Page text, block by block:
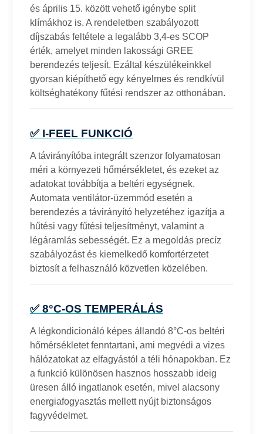
és április 15. között vehető igénybe split
klímákhoz is. A rendeletben szabályozott
díjszabás feltétele a legalább 3,4-es SCOP
érték, amelyet minden lakossági GREE
berendezés teljesít. Ezáltal készülékeinkkel
gyorsan kiépíthető egy kényelmes és rendkívül
költséghatékony fűtési rendszer az otthonában.
✅ I-FEEL FUNKCIÓ
A távirányítóba integrált szenzor folyamatosan
méri a környezeti hőmérsékletet, és ezeket az
adatokat továbbítja a beltéri egységnek.
Automata ventilátor-üzemmód esetén a
berendezés a távirányító helyzetéhez igazítja a
hűtési vagy fűtési teljesítményt, valamint a
légáramlás sebességét. Ez a megoldás precíz
szabályozást és kiemelkedő komfortérzetet
biztosít a felhasználó közvetlen közelében.
✅ 8°C-OS TEMPERÁLÁS
A légkondicionáló képes állandó 8°C-os beltéri
hőmérsékletet fenntartani, ami megvédi a vizes
hálózatokat az elfagyástól a téli hónapokban. Ez
a funkció különösen hasznos hosszabb ideig
üresen álló ingatlanok esetén, mivel alacsony
energiafogyasztás mellett nyújt biztonságos
fagyvédelmet.